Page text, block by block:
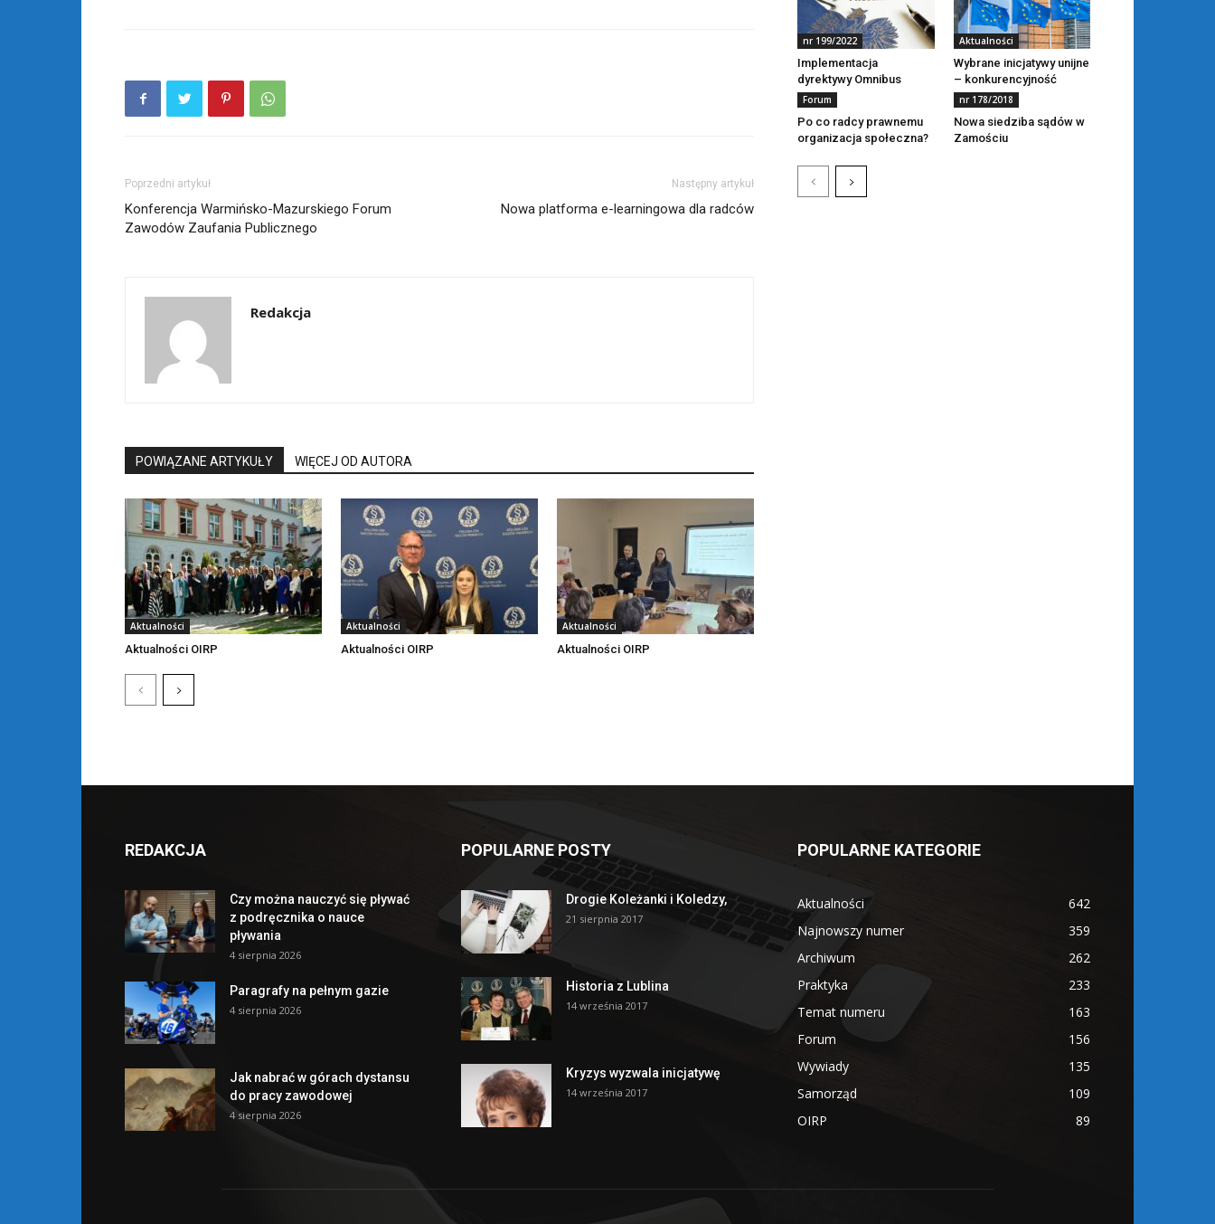
Poprzedni artykuł
Konferencja Warmińsko-Mazurskiego Forum
Zawodów Zaufania Publicznego
Następny artykuł
Nowa platforma e-learningowa dla radców
Redakcja
POWIĄZANE ARTYKUŁY WIĘCEJ OD AUTORA
Aktualności
Aktualności OIRP
Aktualności
Aktualności OIRP
Aktualności
Aktualności OIRP
nr 199/2022
Implementacja
dyrektywy Omnibus
Aktualności
Wybrane inicjatywy unijne
– konkurencyjność
Forum
Po co radcy prawnemu
organizacja społeczna?
nr 178/2018
Nowa siedziba sądów w
Zamościu
REDAKCJA
Czy można nauczyć się pływać
z podręcznika o nauce
pływania
4 sierpnia 2026
Paragrafy na pełnym gazie
4 sierpnia 2026
Jak nabrać w górach dystansu
do pracy zawodowej
4 sierpnia 2026
POPULARNE POSTY
Drogie Koleżanki i Koledzy,
21 sierpnia 2017
Historia z Lublina
14 września 2017
Kryzys wyzwala inicjatywę
14 września 2017
POPULARNE KATEGORIE
Aktualności
642
Najnowszy numer
359
Archiwum
262
Praktyka
233
Temat numeru
163
Forum
156
Wywiady
135
Samorząd
109
OIRP
89